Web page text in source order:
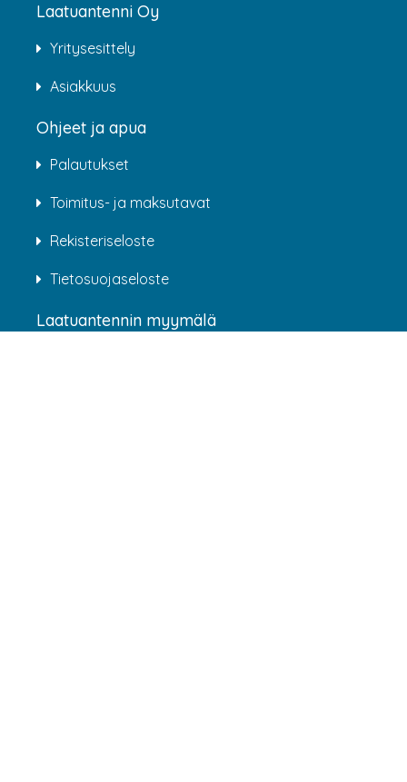
Laatuantenni Oy
Yritysesittely
Asiakkuus
Ohjeet ja apua
Palautukset
Toimitus- ja maksutavat
Rekisteriseloste
Tietosuojaseloste
Laatuantennin myymälä